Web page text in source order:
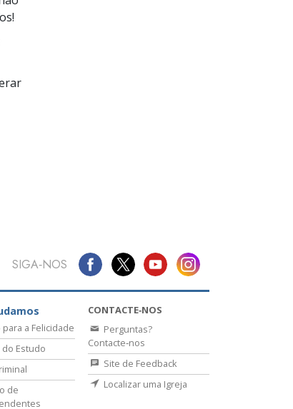
SIGA‑NOS
para a Felicidade
Estudo
de
CONTACTE‑NOS
Perguntas?
Contacte‑nos
Site de Feedback
Localizar uma Igreja